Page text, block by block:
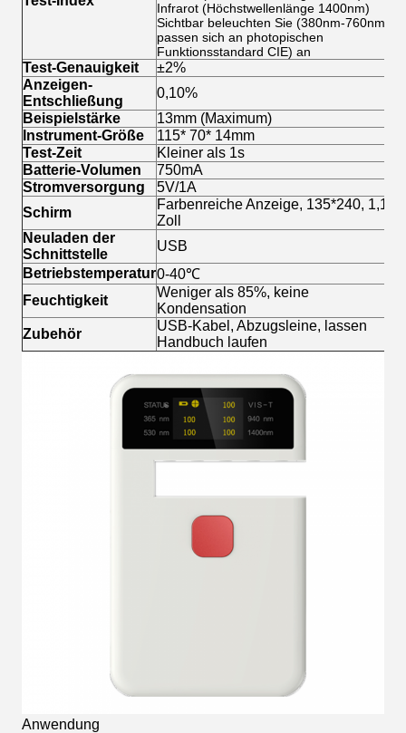
Infrarot (Höchstwellenlänge 1400nm)
Sichtbar beleuchten Sie (380nm-760nm,
passen sich an photopischen
Funktionsstandard CIE) an
Test-Genauigkeit
±2%
Anzeigen-
Entschließung
0,10%
Beispielstärke
13mm (Maximum)
Instrument-Größe
115* 70* 14mm
Test-Zeit
Kleiner als 1s
Batterie-Volumen
750mA
Stromversorgung
5V/1A
Schirm
Farbenreiche Anzeige, 135*240, 1,14
Zoll
Neuladen der
Schnittstelle
USB
Betriebstemperatur0-40℃
Feuchtigkeit
Weniger als 85%, keine
Kondensation
Zubehör
USB-Kabel, Abzugsleine, lassen
Handbuch laufen
Anwendung